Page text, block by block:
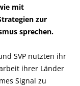
mit
zur
sprechen.
SVP nutzten ihr
ihrer Länder
Signal zu